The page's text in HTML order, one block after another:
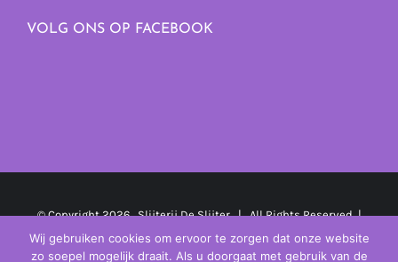
VOLG ONS OP FACEBOOK
© Copyright2026 Slijterij De Slijter | All Rights Reserved |
Powered by MplusKASSA Woocommerce& WooCommerce
Kassasysteem
Wij gebruiken cookies om ervoor te zorgen dat onze website
zo soepel mogelijk draait. Als u doorgaat met gebruik van de